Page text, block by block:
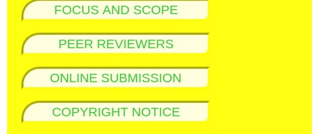
FOCUS AND SCOPE
PEER REVIEWERS
ONLINE SUBMISSION
COPYRIGHT NOTICE